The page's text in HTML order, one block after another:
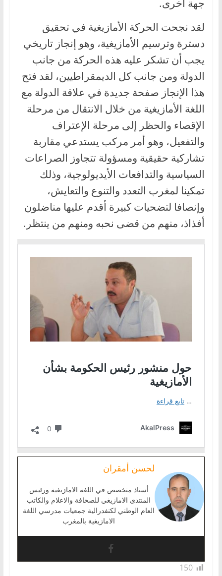
جهة أخرى.
لقد نجحت الحركة الأمازيغية في تحقيق
دسترة وترسيم الأمازيغية، وهو إنجاز تاريخي
يجب أن تشكر عليه هذه الحركة من جانب
الدولة ومن جانب كل الديمقراطيين، لقد فتح
هذا الإنجاز صفحة جديدة في علاقة الدولة مع
اللغة الأمازيغية من خلال الانتقال من مرحلة
الإقصاء والحظر إلى مرحلة الإعتراف
والتفعيل، وهو أمر مركب يستدعي مقاربة
تشاركية حقيقية ومسؤولة تتجاوز الصراعات
السياسية والتدافعات الأيديولوجية، وذلك
تمكينا لمغرب التعدد والتنوع والتعايش،
وإنصافا لتضحيات كبيرة أقدم عليها مناضلون
أفذاذ، منهم من قضى نحبه ومنهم من ينتظر.
لحسن أمقران
أستاذ متخصص في اللغة الامازيغية ورئيس
المنتدى الامازيغي للصحافة والاعلام والكاتب
العام الوطني لكنفدرالية جمعيات مدرسي اللغة
الامازيغية بالمغرب
150